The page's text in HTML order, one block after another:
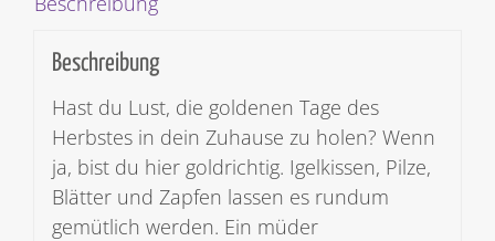
Beschreibung
Hast du Lust, die goldenen Tage des
Herbstes in dein Zuhause zu holen? Wenn
ja, bist du hier goldrichtig. Igelkissen, Pilze,
Blätter und Zapfen lassen es rundum
gemütlich werden. Ein müder